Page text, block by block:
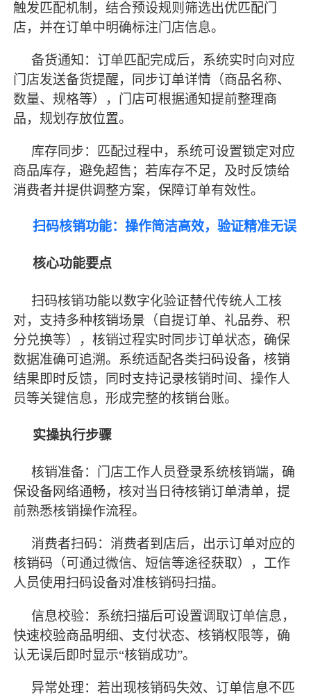
触发匹配机制，结合预设规则筛选出优匹配门
店，并在订单中明确标注门店信息。
备货通知：订单匹配完成后，系统实时向对应
门店发送备货提醒，同步订单详情（商品名称、
数量、规格等），门店可根据通知提前整理商
品，规划存放位置。
库存同步：匹配过程中，系统可设置锁定对应
商品库存，避免超售；若库存不足，及时反馈给
消费者并提供调整方案，保障订单有效性。
扫码核销功能：操作简洁高效，验证精准无误
核心功能要点
扫码核销功能以数字化验证替代传统人工核
对，支持多种核销场景（自提订单、礼品券、积
分兑换等），核销过程实时同步订单状态，确保
数据准确可追溯。系统适配各类扫码设备，核销
结果即时反馈，同时支持记录核销时间、操作人
员等关键信息，形成完整的核销台账。
实操执行步骤
核销准备：门店工作人员登录系统核销端，确
保设备网络通畅，核对当日待核销订单清单，提
前熟悉核销操作流程。
消费者扫码：消费者到店后，出示订单对应的
核销码（可通过微信、短信等途径获取），工作
人员使用扫码设备对准核销码扫描。
信息校验：系统扫描后可设置调取订单信息，
快速校验商品明细、支付状态、核销权限等，确
认无误后即时显示“核销成功”。
异常处理：若出现核销码失效、订单信息不匹